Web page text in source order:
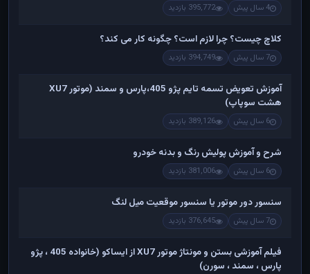
4 سال پیش 395,772 بازدید
کلاچ چیست؟ چرا لازم است؟ چگونه کار می کند؟
7 سال پیش 394,749 بازدید
آموزش تعویض تسمه تایم پژو 405،پارس و سمند (موتور XU7
هشت سوپاپ)
6 سال پیش 389,126 بازدید
شرح و آموزش پولیش رنگ و بدنه خودرو
6 سال پیش 381,006 بازدید
سنسور دور موتور یا سنسور موقعیت میل لنگ
7 سال پیش 376,645 بازدید
فیلم آموزشی بستن و مونتاژ موتور XU7 از ایساکو (خانواده 405 ، پژو
پارس ، سمند ، سورن)